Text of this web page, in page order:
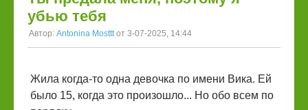
убью тебя
Автор: Antonina Mosttt от 3-07-2025, 14:44
Жила когда-то одна девочка по имени Вика. Ей
было 15, когда это произошло... Но обо всем по